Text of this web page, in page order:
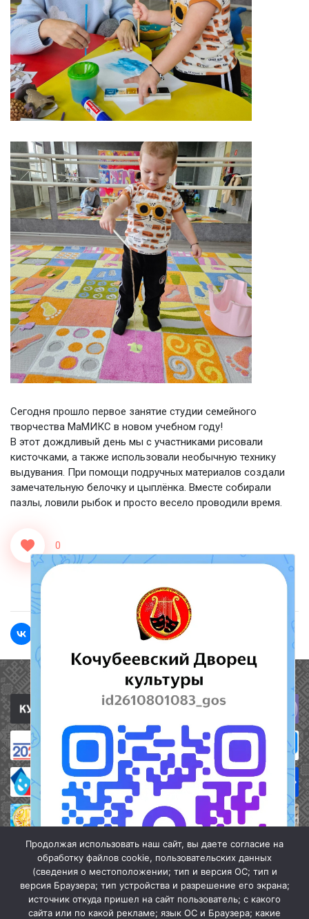
Сегодня прошло первое занятие студии семейного
творчества МаМИКС в новом учебном году!
В этот дождливый день мы с участниками рисовали
кисточками, а также использовали необычную технику
выдувания. При помощи подручных материалов создали
замечательную белочку и цыплёнка. Вместе собирали
пазлы, ловили рыбок и просто весело проводили время.
0
Полезные ссылки
Продолжая использовать наш сайт, вы даете согласие на
обработку файлов cookie, пользовательских данных
(сведения о местоположении; тип и версия ОС; тип и
версия Браузера; тип устройства и разрешение его экрана;
источник откуда пришел на сайт пользователь; с какого
сайта или по какой рекламе; язык ОС и Браузера; какие